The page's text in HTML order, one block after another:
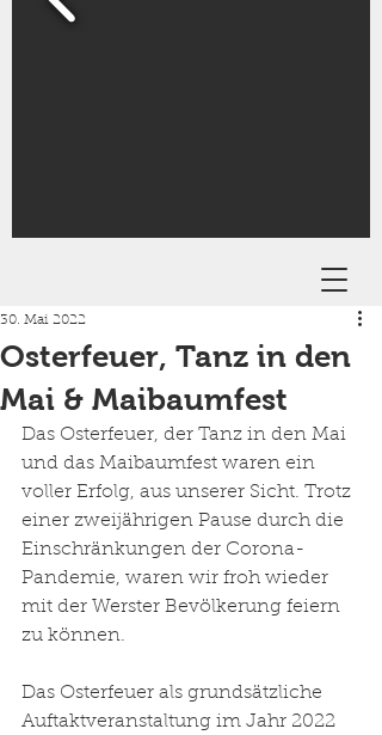
Osterfeuer, Tanz in den
Mai & Maibaumfest
30. Mai 2022
Das Osterfeuer, der Tanz in den Mai
und das Maibaumfest waren ein
voller Erfolg, aus unserer Sicht. Trotz
einer zweijährigen Pause durch die
Einschränkungen der Corona-
Pandemie, waren wir froh wieder
mit der Werster Bevölkerung feiern
zu können.
Das Osterfeuer als grundsätzliche
Auftaktveranstaltung im Jahr 2022